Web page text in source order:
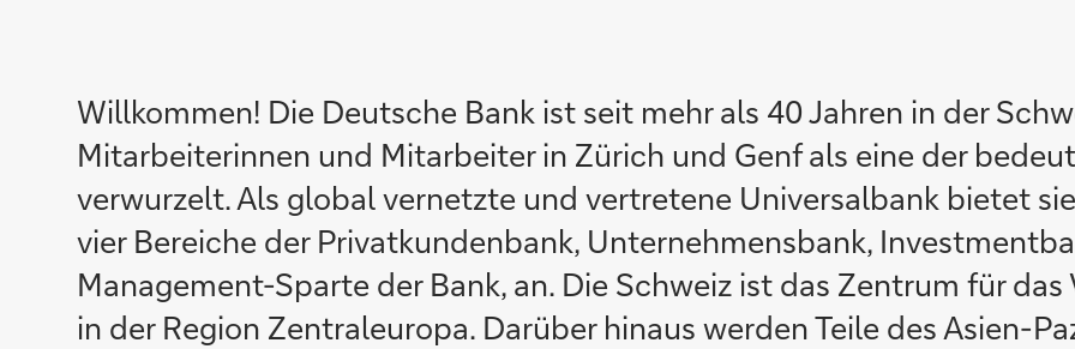
Willkommen! Die Deutsche Bank ist seit mehr als 40 Jahren in der
Mitarbeiterinnen und Mitarbeiter in Zürich und Genf als eine der
verwurzelt. Als global vernetzte und vertretene Universalbank bietet
vier Bereiche der Privatkundenbank, Unternehmensbank,
Management-Sparte der Bank, an. Die Schweiz ist das Zentrum für
in der Region Zentraleuropa. Darüber hinaus werden Teile des Asien-